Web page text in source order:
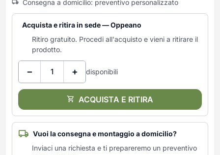
Utensili da cucina
Yogurtiere
Scrivanie
Consegna a domicilio: preventivo personalizzato
Acquista e ritira in sede — Oppeano
Ritiro gratuito. Procedi all'acquisto e vieni a ritirare il
prodotto.
− + disponibili
ACQUISTA E RITIRA
Vuoi la consegna e montaggio a domicilio?
Inviaci una richiesta e ti prepareremo un preventivo